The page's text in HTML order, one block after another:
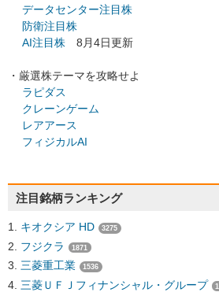
データセンター注目株
防衛注目株
AI注目株 8月4日更新
・厳選株テーマを攻略せよ
ラピダス
クレーンゲーム
レアアース
フィジカルAI
注目銘柄ランキング
キオクシア HD 3275
フジクラ 1871
三菱重工業 1536
三菱ＵＦＪフィナンシャル・グループ